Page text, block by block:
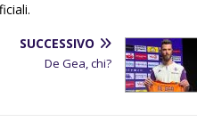
SUCCESSIVO
De Gea, chi?